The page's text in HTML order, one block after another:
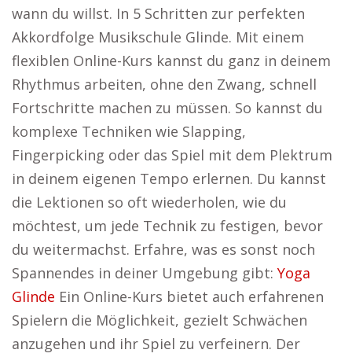
wann du willst. In 5 Schritten zur perfekten
Akkordfolge Musikschule Glinde. Mit einem
flexiblen Online-Kurs kannst du ganz in deinem
Rhythmus arbeiten, ohne den Zwang, schnell
Fortschritte machen zu müssen. So kannst du
komplexe Techniken wie Slapping,
Fingerpicking oder das Spiel mit dem Plektrum
in deinem eigenen Tempo erlernen. Du kannst
die Lektionen so oft wiederholen, wie du
möchtest, um jede Technik zu festigen, bevor
du weitermachst. Erfahre, was es sonst noch
Spannendes in deiner Umgebung gibt: Yoga
Glinde Ein Online-Kurs bietet auch erfahrenen
Spielern die Möglichkeit, gezielt Schwächen
anzugehen und ihr Spiel zu verfeinern. Der